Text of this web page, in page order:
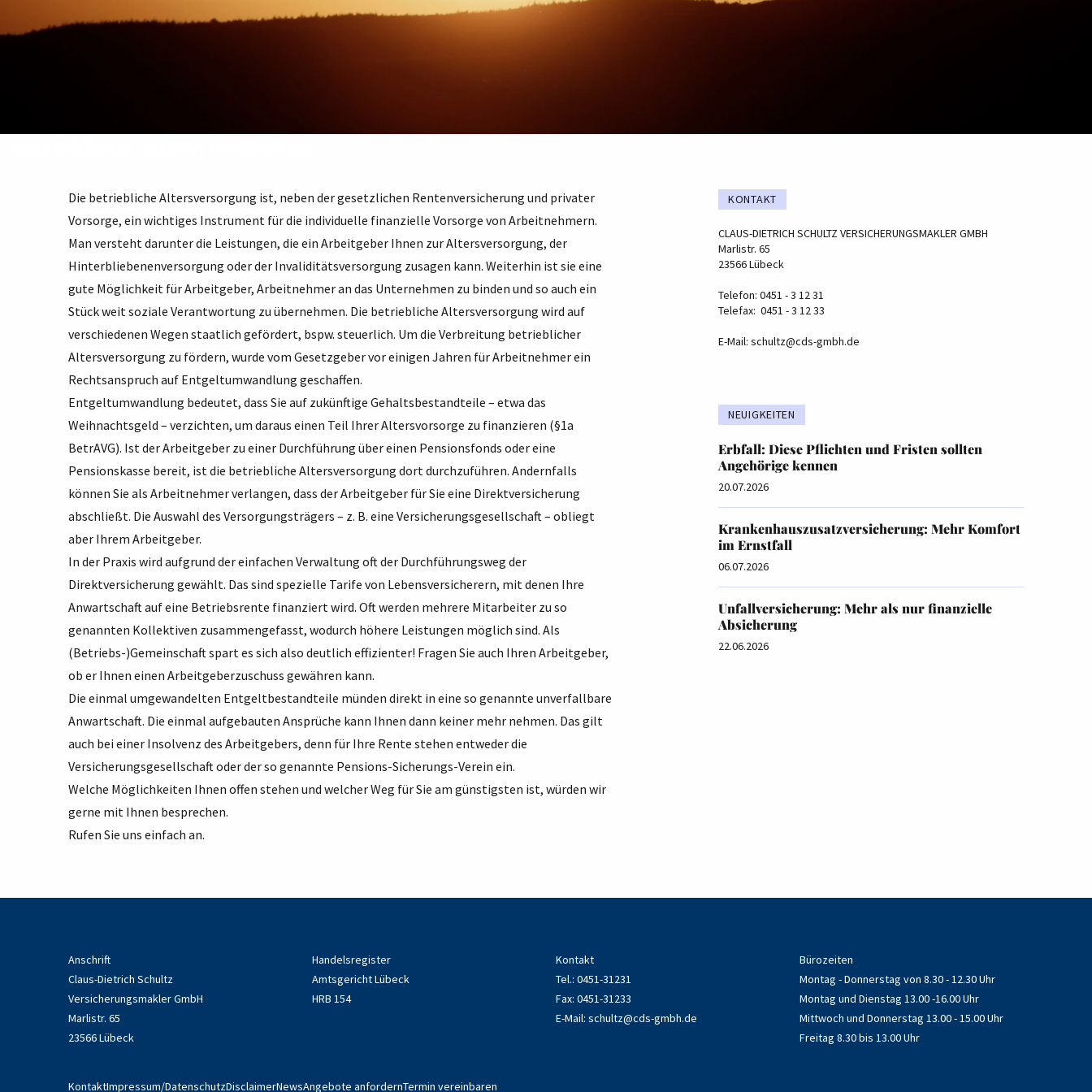
Die betriebliche Altersversorgung ist, neben der gesetzlichen Rentenversicherung und privater
Vorsorge, ein wichtiges Instrument für die individuelle finanzielle Vorsorge von Arbeitnehmern.
Man versteht darunter die Leistungen, die ein Arbeitgeber Ihnen zur Altersversorgung, der
Hinterbliebenenversorgung oder der Invaliditätsversorgung zusagen kann. Weiterhin ist sie eine
gute Möglichkeit für Arbeitgeber, Arbeitnehmer an das Unternehmen zu binden und so auch ein
Stück weit soziale Verantwortung zu übernehmen. Die betriebliche Altersversorgung wird auf
verschiedenen Wegen staatlich gefördert, bspw. steuerlich. Um die Verbreitung betrieblicher
Altersversorgung zu fördern, wurde vom Gesetzgeber vor einigen Jahren für Arbeitnehmer ein
Rechtsanspruch auf Entgeltumwandlung geschaffen.
Entgeltumwandlung bedeutet, dass Sie auf zukünftige Gehaltsbestandteile – etwa das
Weihnachtsgeld – verzichten, um daraus einen Teil Ihrer Altersvorsorge zu finanzieren (§1a
BetrAVG). Ist der Arbeitgeber zu einer Durchführung über einen Pensionsfonds oder eine
Pensionskasse bereit, ist die betriebliche Altersversorgung dort durchzuführen. Andernfalls
können Sie als Arbeitnehmer verlangen, dass der Arbeitgeber für Sie eine Direktversicherung
abschließt. Die Auswahl des Versorgungsträgers – z. B. eine Versicherungsgesellschaft – obliegt
aber Ihrem Arbeitgeber.
In der Praxis wird aufgrund der einfachen Verwaltung oft der Durchführungsweg der
Direktversicherung gewählt. Das sind spezielle Tarife von Lebensversicherern, mit denen Ihre
Anwartschaft auf eine Betriebsrente finanziert wird. Oft werden mehrere Mitarbeiter zu so
genannten Kollektiven zusammengefasst, wodurch höhere Leistungen möglich sind. Als
(Betriebs-)Gemeinschaft spart es sich also deutlich effizienter! Fragen Sie auch Ihren Arbeitgeber,
ob er Ihnen einen Arbeitgeberzuschuss gewähren kann.
Die einmal umgewandelten Entgeltbestandteile münden direkt in eine so genannte unverfallbare
Anwartschaft. Die einmal aufgebauten Ansprüche kann Ihnen dann keiner mehr nehmen. Das gilt
auch bei einer Insolvenz des Arbeitgebers, denn für Ihre Rente stehen entweder die
Versicherungsgesellschaft oder der so genannte Pensions-Sicherungs-Verein ein.
Welche Möglichkeiten Ihnen offen stehen und welcher Weg für Sie am günstigsten ist, würden wir
gerne mit Ihnen besprechen.
Rufen Sie uns einfach an.
KONTAKT
CLAUS-DIETRICH SCHULTZ VERSICHERUNGSMAKLER GMBH
Marlistr. 65
23566 Lübeck
Telefon: 0451 - 3 12 31
Telefax: 0451 - 3 12 33
E-Mail: schultz@cds-gmbh.de
NEUIGKEITEN
Erbfall: Diese Pflichten und Fristen sollten
Angehörige kennen
20.07.2026
Krankenhauszusatzversicherung: Mehr Komfort
im Ernstfall
06.07.2026
Unfallversicherung: Mehr als nur finanzielle
Absicherung
22.06.2026
Anschrift
Claus-Dietrich Schultz
Versicherungsmakler GmbH
Marlistr. 65
23566 Lübeck
Handelsregister
Amtsgericht Lübeck
HRB 154
Kontakt
Tel.: 0451-31231
Fax: 0451-31233
E-Mail: schultz@cds-gmbh.de
Bürozeiten
Montag - Donnerstag von 8.30 - 12.30 Uhr
Montag und Dienstag 13.00 -16.00 Uhr
Mittwoch und Donnerstag 13.00 - 15.00 Uhr
Freitag 8.30 bis 13.00 Uhr
KontaktImpressum/DatenschutzDisclaimerNewsAngebote anfordernTermin vereinbaren